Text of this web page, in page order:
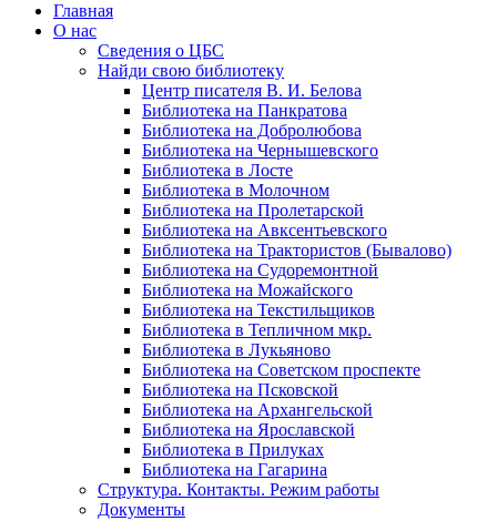
Главная
О нас
Сведения о ЦБС
Найди свою библиотеку
Центр писателя В. И. Белова
Библиотека на Панкратова
Библиотека на Добролюбова
Библиотека на Чернышевского
Библиотека в Лосте
Библиотека в Молочном
Библиотека на Пролетарской
Библиотека на Авксентьевского
Библиотека на Трактористов (Бывалово)
Библиотека на Судоремонтной
Библиотека на Можайского
Библиотека на Текстильщиков
Библиотека в Тепличном мкр.
Библиотека в Лукьяново
Библиотека на Советском проспекте
Библиотека на Псковской
Библиотека на Архангельской
Библиотека на Ярославской
Библиотека в Прилуках
Библиотека на Гагарина
Структура. Контакты. Режим работы
Документы